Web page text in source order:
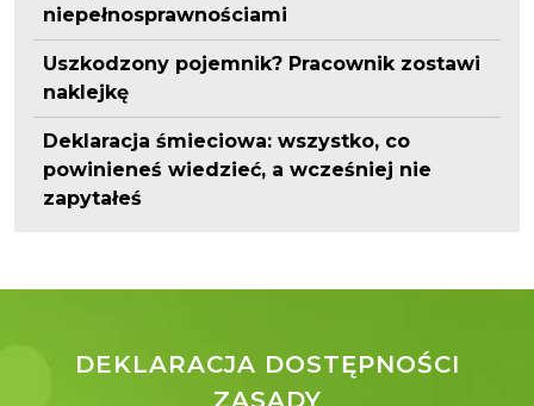
niepełnosprawnościami
Uszkodzony pojemnik? Pracownik zostawi
naklejkę
Deklaracja śmieciowa: wszystko, co
powinieneś wiedzieć, a wcześniej nie
zapytałeś
DEKLARACJA DOSTĘPNOŚCI
ZASADY